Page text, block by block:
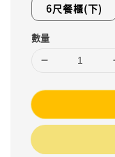
6尺餐櫃(下)
數量